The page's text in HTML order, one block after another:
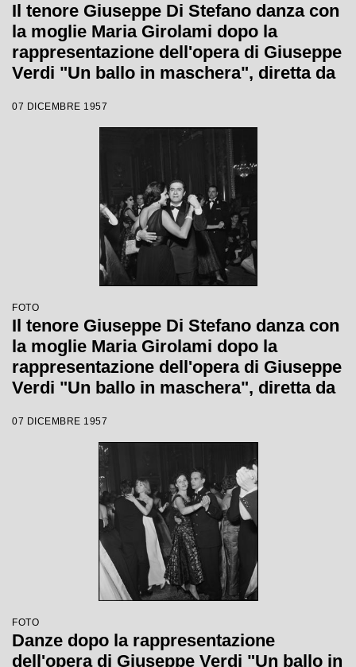
Il tenore Giuseppe Di Stefano danza con
la moglie Maria Girolami dopo la
rappresentazione dell'opera di Giuseppe
Verdi "Un ballo in maschera", diretta da
Margherita Wallmann con la quale è
stata inaugurata la stagione lirica 1957-
07 DICEMBRE 1957
FOTO
Il tenore Giuseppe Di Stefano danza con
la moglie Maria Girolami dopo la
rappresentazione dell'opera di Giuseppe
Verdi "Un ballo in maschera", diretta da
Margherita Wallmann con la quale è
stata inaugurata la stagione lirica 1957-
1958 del Teatro alla Scala
07 DICEMBRE 1957
FOTO
Danze dopo la rappresentazione
dell'opera di Giuseppe Verdi "Un ballo in